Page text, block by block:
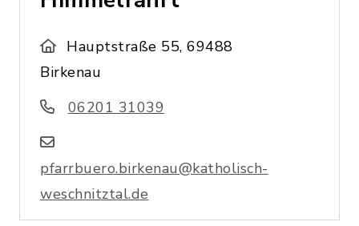
Hauptstraße 55, 69488
Birkenau
06201 31039
pfarrbuero.birkenau@katholisch-
weschnitztal.de